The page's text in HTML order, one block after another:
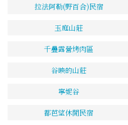
拉法阿勒(野百合)民宿
玉庭山莊
千疊露營烤肉區
谷映的山莊
寧妮谷
都芭望休閒民宿